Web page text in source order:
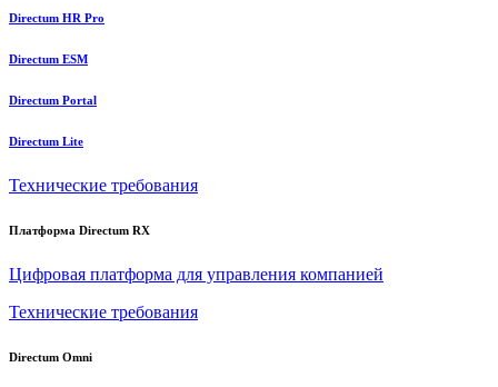
Directum HR Pro
Directum ESM
Directum Portal
Directum Lite
Технические требования
Платформа Directum RX
Цифровая платформа для управления компанией
Технические требования
Directum Omni